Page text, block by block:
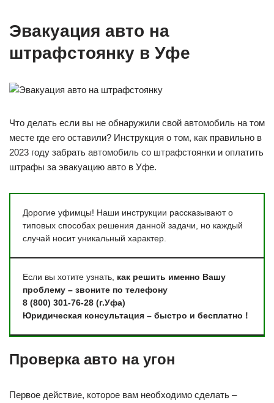
Эвакуация авто на
штрафстоянку в Уфе
Что делать если вы не обнаружили свой автомобиль на том
месте где его оставили? Инструкция о том, как правильно в
2023 году забрать автомобиль со штрафстоянки и оплатить
штрафы за эвакуацию авто в Уфе.
Дорогие уфимцы! Наши инструкции рассказывают о
типовых способах решения данной задачи, но каждый
случай носит уникальный характер.
Если вы хотите узнать, как решить именно Вашу
проблему – звоните по телефону
8 (800) 301-76-28 (г.Уфа)
Юридическая консультация – быстро и бесплатно !
Проверка авто на угон
Первое действие, которое вам необходимо сделать –